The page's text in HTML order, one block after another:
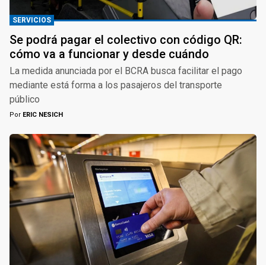
SERVICIOS
Se podrá pagar el colectivo con código QR:
cómo va a funcionar y desde cuándo
La medida anunciada por el BCRA busca facilitar el pago
mediante está forma a los pasajeros del transporte
público
Por ERIC NESICH